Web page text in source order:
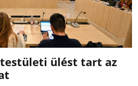
ülést tart az